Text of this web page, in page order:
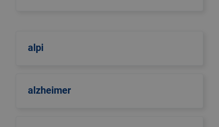
alpi
alzheimer